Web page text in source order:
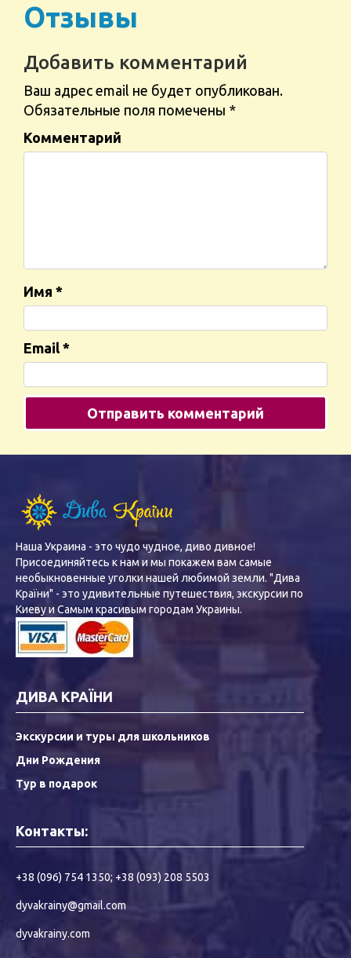
Отзывы
Добавить комментарий
Ваш адрес email не будет опубликован.
Обязательные поля помечены *
Комментарий
Имя *
Email *
Наша Украина - это чудо чудное, диво дивное!
Присоединяйтесь к нам и мы покажем вам самые
необыкновенные уголки нашей любимой земли. "Дива
Країни" - это удивительные путешествия, экскурсии по
Киеву и Самым красивым городам Украины.
ДИВА КРАЇНИ
Экскурсии и туры для школьников
Дни Рождения
Тур в подарок
Контакты:
+38 (096) 754 1350; +38 (093) 208 5503
dyvakrainy@gmail.com
dyvakrainy.com